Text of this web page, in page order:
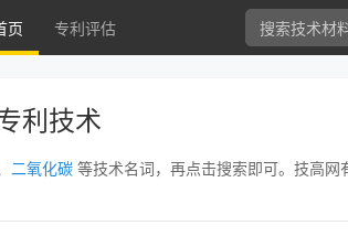
页 专利评估
利技术
二氧化碳 等技术名词，再点击搜索即可。技高网